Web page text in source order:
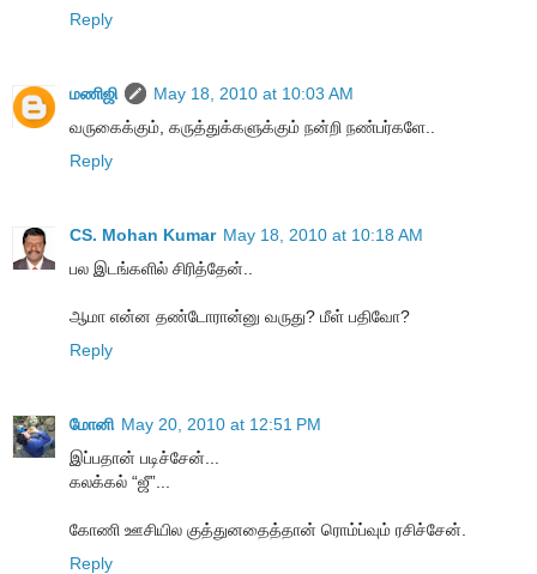
Reply
மணிஜி
May 18, 2010 at 10:03 AM
வருகைக்கும், கருத்துக்களுக்கும் நன்றி நண்பர்களே..
Reply
CS. Mohan Kumar May 18, 2010 at 10:18 AM
பல இடங்களில் சிரித்தேன்..
ஆமா என்ன தண்டோரான்னு வருது? மீள் பதிவோ?
Reply
மோனி May 20, 2010 at 12:51 PM
இப்பதான் படிச்சேன்...
கலக்கல் “ஜீ”...
கோணி ஊசியில குத்துனதைத்தான் ரொம்ப்வும் ரசிச்சேன்.
Reply